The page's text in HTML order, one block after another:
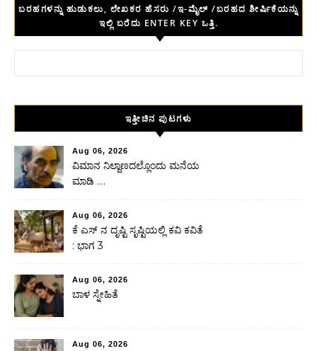
ಬರಹಗಳನ್ನು ಹುಡುಕಲು, ಲೇಖಕರ ಹೆಸರು /ಇ-ಮೈಲ್ /ಬರಹದ ಶೀರ್ಷಿಕೆಯನ್ನು
ಇಲ್ಲಿ ಬರೆದು ENTER KEY ಒತ್ತಿ.
ಇತ್ತೀಚಿನ ಪುಟಗಳು
Aug 06, 2026
ವಿಮಾನ ನಿಲ್ದಾಣದಲ್ಲೊಂದು ಮನೆಯ
ಮಾಡಿ ….
Aug 06, 2026
ಕೆ ಎಸ್ ನ ದೃಷ್ಟಿ ಸೃಷ್ಟಿಯಲ್ಲಿ ಕವಿ ಕವಿತೆ
: ಭಾಗ 3
Aug 06, 2026
ಬಾಳ ಸ್ನೇಹಿತೆ
Aug 06, 2026